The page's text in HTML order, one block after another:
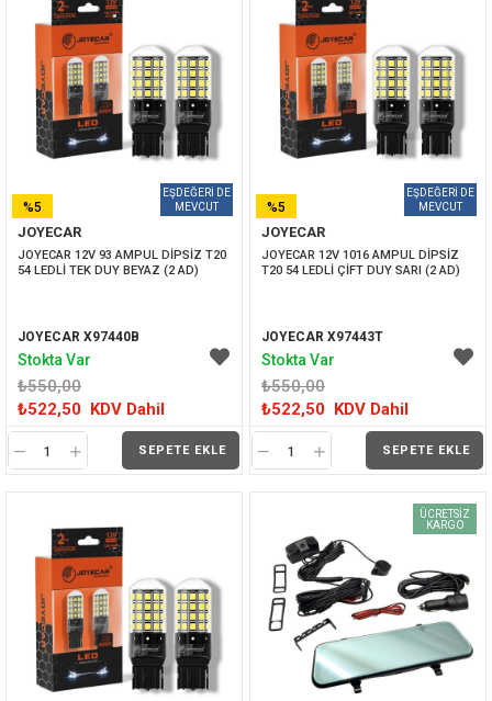
JOYECAR
JOYECAR 12V 93 AMPUL DİPSİZ T20
54 LEDLİ TEK DUY BEYAZ (2 AD)
JOYECAR X97440B
₺550,00
₺522,50 KDV Dahil
SEPETE EKLE
%5
İNDIRIM
Stokta Var
JOYECAR
JOYECAR 12V 1016 AMPUL DİPSİZ
T20 54 LEDLİ ÇİFT DUY SARI (2 AD)
JOYECAR X97443T
₺550,00
₺522,50 KDV Dahil
SEPETE EKLE
%5
İNDIRIM
Stokta Var
ÜCRETSIZ
KARGO